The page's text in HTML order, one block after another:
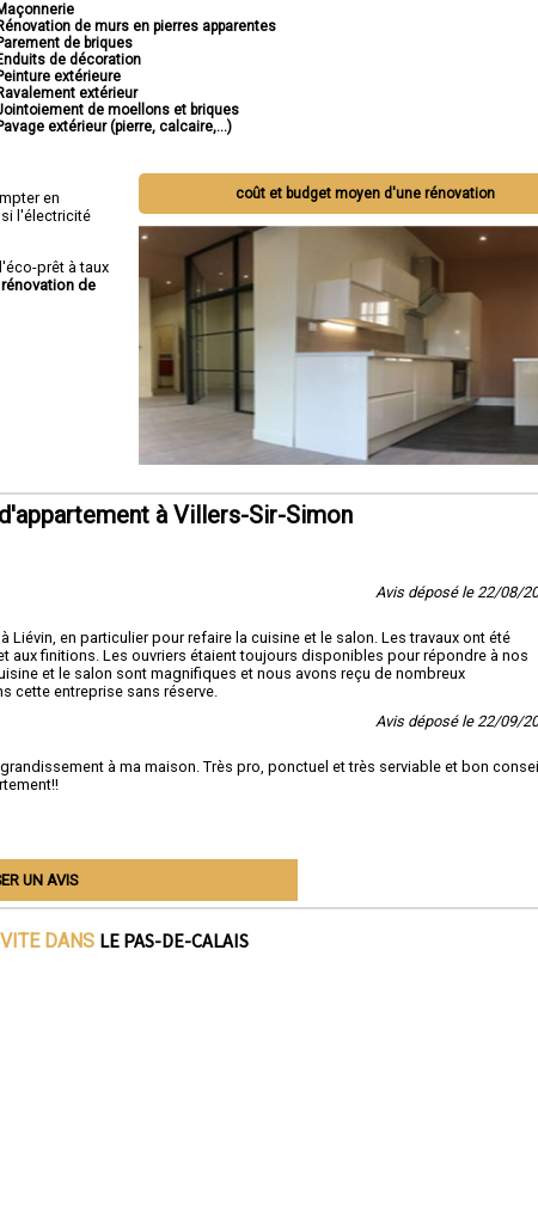
de murs en pierres apparentes
de briques
de décoration
extérieure
extérieur
de moellons et briques
extérieur (pierre, calcaire,...)
coût et budget moyen d'une rénovation
en
l'électricité
prêt à taux
rénovation de
à Villers-Sir-Simon
Avis déposé le 22/08/
en particulier pour refaire la cuisine et le salon. Les travaux ont été
aux finitions. Les ouvriers étaient toujours disponibles pour répondre à nos
et le salon sont magnifiques et nous avons reçu de nombreux
cette entreprise sans réserve.
Avis déposé le 22/09/
à ma maison. Très pro, ponctuel et très serviable et bon
UN AVIS
DANS LE PAS-DE-CALAIS